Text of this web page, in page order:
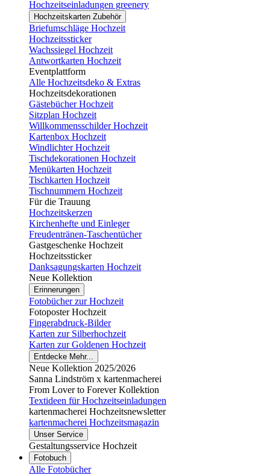
Hochzeitseinladungen greenery
Hochzeitskarten Zubehör
Briefumschläge Hochzeit
Hochzeitssticker
Wachssiegel Hochzeit
Antwortkarten Hochzeit
Eventplattform
Alle Hochzeitsdeko & Extras
Hochzeitsdekorationen
Gästebücher Hochzeit
Sitzplan Hochzeit
Willkommensschilder Hochzeit
Kartenbox Hochzeit
Windlichter Hochzeit
Tischdekorationen Hochzeit
Menükarten Hochzeit
Tischkarten Hochzeit
Tischnummern Hochzeit
Für die Trauung
Hochzeitskerzen
Kirchenhefte und Einleger
Freudentränen-Taschentücher
Gastgeschenke Hochzeit
Hochzeitssticker
Danksagungskarten Hochzeit
Neue Kollektion
Erinnerungen
Fotobücher zur Hochzeit
Fotoposter Hochzeit
Fingerabdruck-Bilder
Karten zur Silberhochzeit
Karten zur Goldenen Hochzeit
Entdecke Mehr...
Neue Kollektion 2025/2026
Sanna Lindström x kartenmacherei
From Lover to Forever Kollektion
Textideen für Hochzeitseinladungen
kartenmacherei Hochzeitsnewsletter
kartenmacherei Hochzeitsmagazin
Unser Service
Gestaltungsservice Hochzeit
Fotobuch
Alle Fotobücher